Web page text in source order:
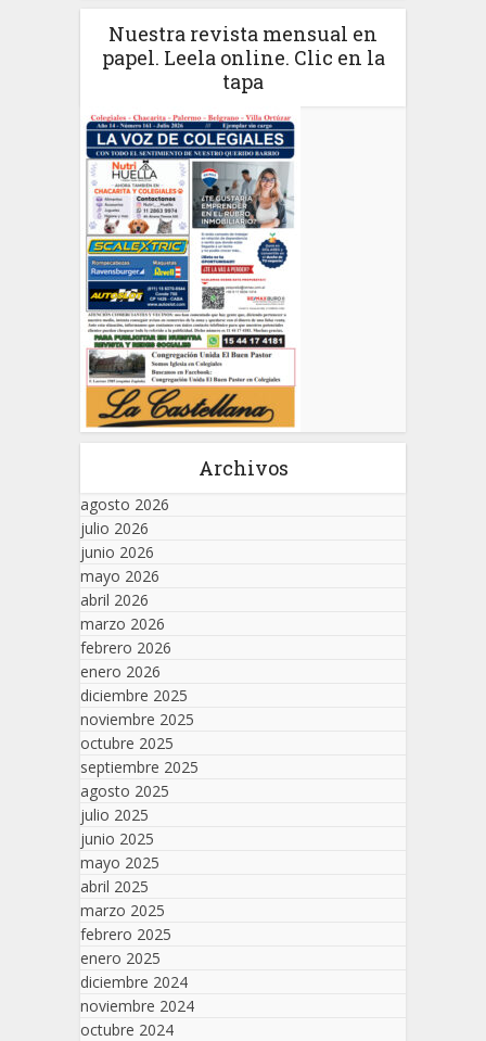
Nuestra revista mensual en
papel. Leela online. Clic en la
tapa
Archivos
agosto 2026
julio 2026
junio 2026
mayo 2026
abril 2026
marzo 2026
febrero 2026
enero 2026
diciembre 2025
noviembre 2025
octubre 2025
septiembre 2025
agosto 2025
julio 2025
junio 2025
mayo 2025
abril 2025
marzo 2025
febrero 2025
enero 2025
diciembre 2024
noviembre 2024
octubre 2024